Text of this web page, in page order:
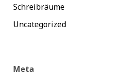
Schreibräume
Uncategorized
Meta